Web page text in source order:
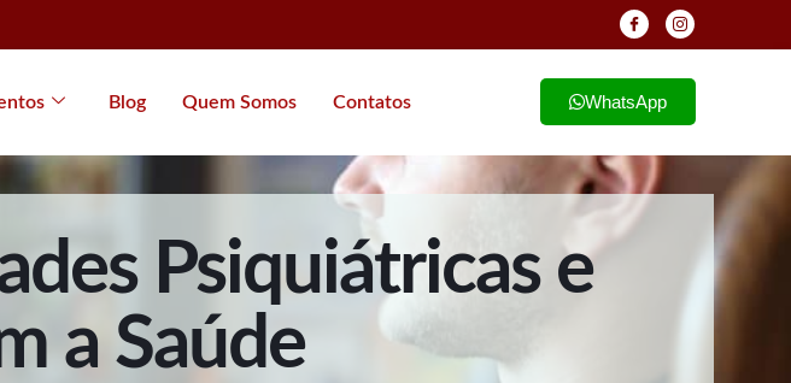
Blog Quem Somos Contatos WhatsApp
Psiquiátricas e
a Saúde